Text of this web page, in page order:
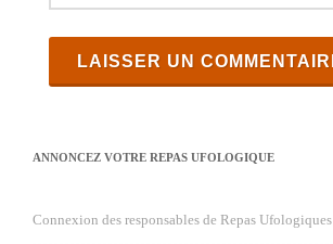
ANNONCEZ VOTRE REPAS UFOLOGIQUE
Connexion des responsables de Repas Ufologiques